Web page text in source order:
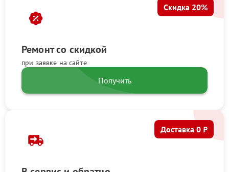
Ремонт со скидкой
при заявке на сайте
Скидка 20%
Получить
Доставка 0 ₽